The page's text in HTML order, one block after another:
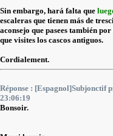
Sin embargo, hará falta que
escaleras que tienen más de
aconsejo que pasees también
que visites los cascos antiguos.
Cordialement.
Réponse : [Espagnol]Subjonctif
23:06:19
Bonsoir.